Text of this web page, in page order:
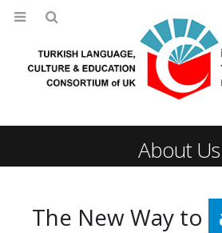
About Us
The New Way to